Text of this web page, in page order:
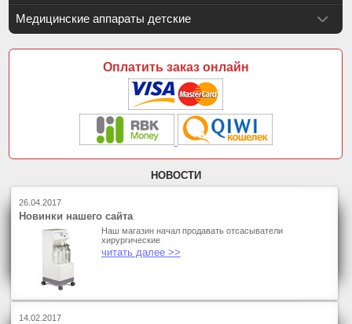
Медицинские аппараты детские
Оплатить заказ онлайн
НОВОСТИ
26.04.2017
Новинки нашего сайта
Наш магазин начал продавать отсасыватели
хирургические
читать далее >>
14.02.2017